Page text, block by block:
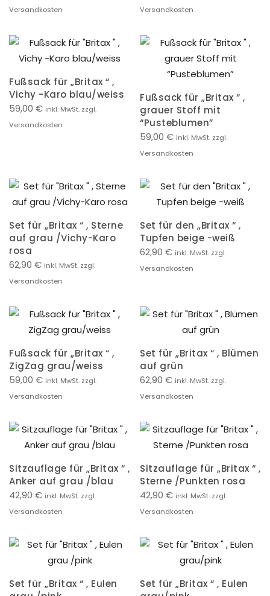
Versandkosten
Versandkosten
Fußsack für „Britax “ ,
Vichy -Karo blau/weiss
59,00 € inkl. MwSt. zzgl.
Versandkosten
Fußsack für „Britax “ ,
grauer Stoff mit
“Pusteblumen”
59,00 € inkl. MwSt. zzgl.
Versandkosten
Set für „Britax “ , Sterne
auf grau /Vichy-Karo
rosa
62,90 € inkl. MwSt. zzgl.
Versandkosten
Set für den „Britax “ ,
Tupfen beige -weiß
62,90 € inkl. MwSt. zzgl.
Versandkosten
Fußsack für „Britax “ ,
ZigZag grau/weiss
59,00 € inkl. MwSt. zzgl.
Versandkosten
Set für „Britax “ , Blümen
auf grün
62,90 € inkl. MwSt. zzgl.
Versandkosten
Sitzauflage für „Britax “ ,
Anker auf grau /blau
42,90 € inkl. MwSt. zzgl.
Versandkosten
Sitzauflage für „Britax “ ,
Sterne /Punkten rosa
42,90 € inkl. MwSt. zzgl.
Versandkosten
Set für „Britax “ , Eulen
Set für „Britax “ , Eulen